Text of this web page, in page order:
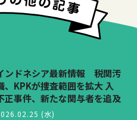
ンドネシア最新情報 税関汚
、KPKが捜査範囲を拡大 入
正事件、新たな関与者を追及
(水)